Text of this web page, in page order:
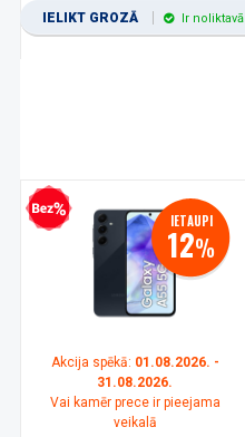
IELIKT GROZĀ Ir noliktavā
kredīts IETAUPI
12%
Akcija spēkā: 01.08.2026. -
31.08.2026.
Vai kamēr prece ir pieejama
veikalā